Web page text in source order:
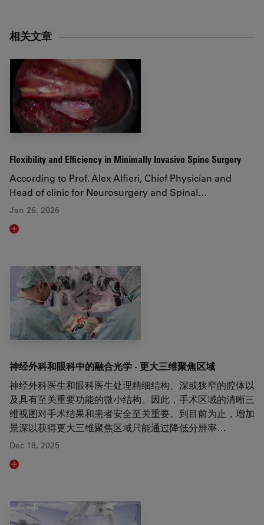
相关文章
Flexibility and Efficiency in Minimally Invasive Spine Surgery
According to Prof. Alex Alfieri, Chief Physician and
Head of clinic for Neurosurgery and Spinal…
Jan 26, 2026
Read article
神经外科和眼科中的融合光学 - 更大三维聚焦区域
神经外科医生和眼科医生处理精细结构、深或狭窄的腔体以
及具有至关重要功能的微小结构。因此，手术区域的清晰三
维视图对手术结果和患者安全至关重要。到目前为止，增加
景深以获得更大三维聚焦区域只能通过降低分辨率…
Dec 18, 2025
Read article